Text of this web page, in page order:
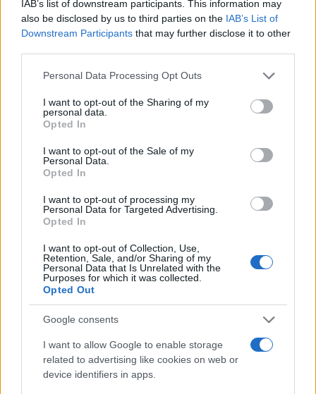
IAB’s list of downstream participants. This information may
also be disclosed by us to third parties on the IAB’s List of
Downstream Participants that may further disclose it to other
Please note that this website/app uses one or more Google
not limited to your visit or usage behaviour. You may click to
grant or deny consent to Google and its third-party tags to
use your data for below specified purposes in below Google
consent section.
Personal Data Processing Opt Outs
I want to opt-out of the Sharing of my
personal data.
Opted In
I want to opt-out of the Sale of my
Personal Data.
Opted In
I want to opt-out of processing my
Personal Data for Targeted Advertising.
Opted In
I want to opt-out of Collection, Use,
Retention, Sale, and/or Sharing of my
Personal Data that Is Unrelated with the
Purposes for which it was collected.
Opted Out
Google consents
I want to allow Google to enable storage
related to advertising like cookies on web or
device identifiers in apps.
ΔΙΑΦΗΜΙΣΗ